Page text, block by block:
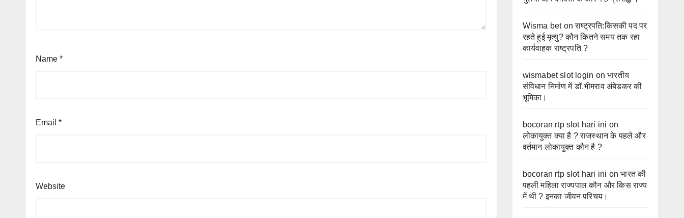
Name *
Email *
Website
Wisma betonराष्ट्रपति:किसकी पद पर
रहते हुई मृत्यु? कौन कितने समय तक रहा
कार्यवाहक राष्ट्रपति ?
wismabet slot login onभारतीय
संविधान निर्माण में डॉ.भीमराव अंबेडकर की
भूमिका।
bocoran rtp slot hari ini on
लोकायुक्त क्या है ? राजस्थान के पहले और
वर्तमान लोकायुक्त कौन है ?
bocoran rtp slot hari ini onभारत की
पहली महिला राज्यपाल कौन और किस राज्य
में थी ? इनका जीवन परिचय।